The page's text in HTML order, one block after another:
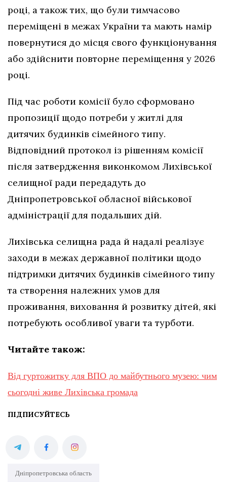
році, а також тих, що були тимчасово
переміщені в межах України та мають намір
повернутися до місця свого функціонування
або здійснити повторне переміщення у 2026
році.
Під час роботи комісії було сформовано
пропозиції щодо потреби у житлі для
дитячих будинків сімейного типу.
Відповідний протокол із рішенням комісії
після затвердження виконкомом Лихівської
селищної ради передадуть до
Дніпропетровської обласної військової
адміністрації для подальших дій.
Лихівська селищна рада й надалі реалізує
заходи в межах державної політики щодо
підтримки дитячих будинків сімейного типу
та створення належних умов для
проживання, виховання й розвитку дітей, які
потребують особливої уваги та турботи.
Читайте також:
Від гуртожитку для ВПО до майбутнього музею: чим
сьогодні живе Лихівська громада
ПІДПИСУЙТЕСЬ
Дніпропетровська область